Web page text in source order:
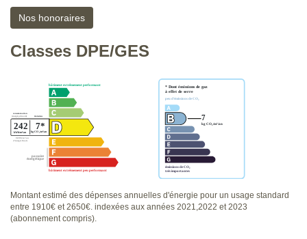
Nos honoraires
Classes DPE/GES
Montant estimé des dépenses annuelles d'énergie pour un usage standard
entre 1910€ et 2650€. indexées aux années 2021,2022 et 2023
(abonnement compris).